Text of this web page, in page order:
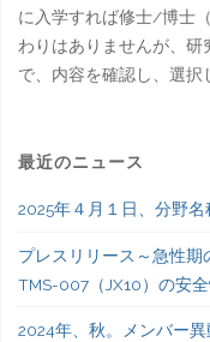
に入学すれば修士/博士
わりはありませんが、研
で、内容を確認し、選択
最近のニュース
2025年４月１日、分野名
プレスリリース～急性
TMS-007（JX10）の安
2024年、秋。メンバー